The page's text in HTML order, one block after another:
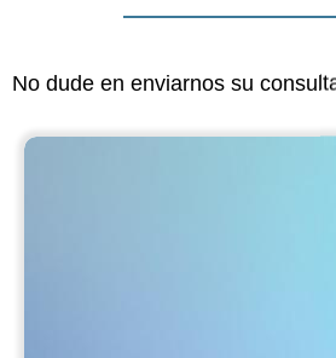
No dude en enviarnos su